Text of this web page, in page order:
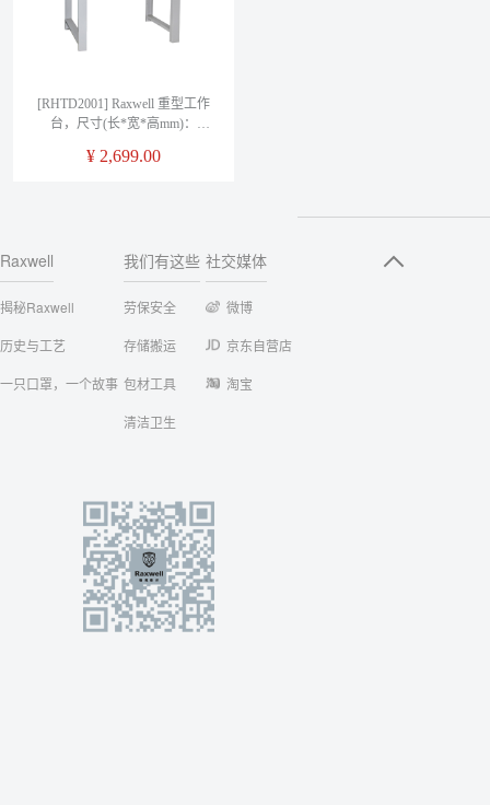
[RHTD2001] Raxwell 重型工作
台，尺寸(长*宽*高mm)：
201不锈钢台面
¥ 2,699.00
Raxwell
揭秘Raxwell
历史与工艺
一只口罩，一个故事
我们有这些
劳保安全
存储搬运
包材工具
清洁卫生
社交媒体
微博
京东自营店
淘宝